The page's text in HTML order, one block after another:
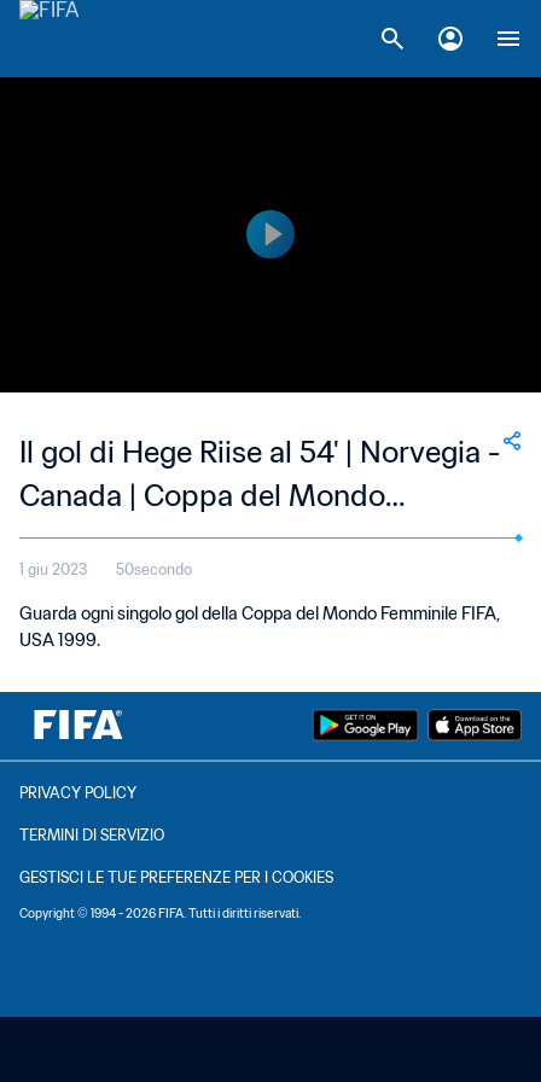
Il gol di Hege Riise al 54' | Norvegia -
Canada | Coppa del Mondo
Femminile FIFA, USA 1999
1 giu 2023 50secondo
Guarda ogni singolo gol della Coppa del Mondo Femminile FIFA,
USA 1999.
PRIVACY POLICY
TERMINI DI SERVIZIO
GESTISCI LE TUE PREFERENZE PER I COOKIES
Copyright © 1994 - 2026 FIFA. Tutti i diritti riservati.